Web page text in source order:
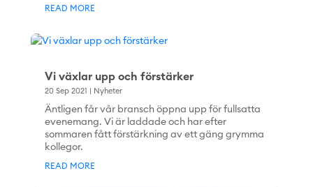
READ MORE
Vi växlar upp och förstärker
20 Sep 2021 Nyheter
Äntligen får vår bransch öppna upp för fullsatta
evenemang. Vi är laddade och har efter
sommaren fått förstärkning av ett gäng grymma
kollegor.
READ MORE